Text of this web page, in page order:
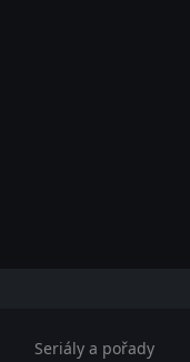
Seriály a pořady